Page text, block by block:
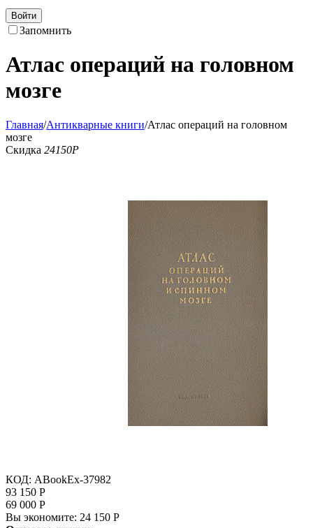
Войти
Запомнить
Атлас операций на головном
мозге
Главная/Антикварные книги/Атлас операций на головном
мозге
Скидка 24150Р
КОД: ABookEx-37982
93 150 Р
69 000 Р
Вы экономите: 24 150 Р